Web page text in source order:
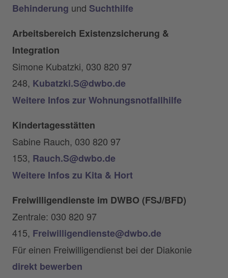
Behinderung und Suchthilfe
Arbeitsbereich Existenzsicherung &
Integration
Simone Kubatzki, 030 820 97
248, Kubatzki.S@dwbo.de
Weitere Infos zur Wohnungsnotfallhilfe
Kindertagesstätten
Sabine Rauch, 030 820 97
153, Rauch.S@dwbo.de
Weitere Infos zu Kita & Hort
Freiwilligendienste im DWBO (FSJ/BFD)
Zentrale: 030 820 97
415, Freiwilligendienste@dwbo.de
Für einen Freiwilligendienst bei der Diakonie
direkt bewerben